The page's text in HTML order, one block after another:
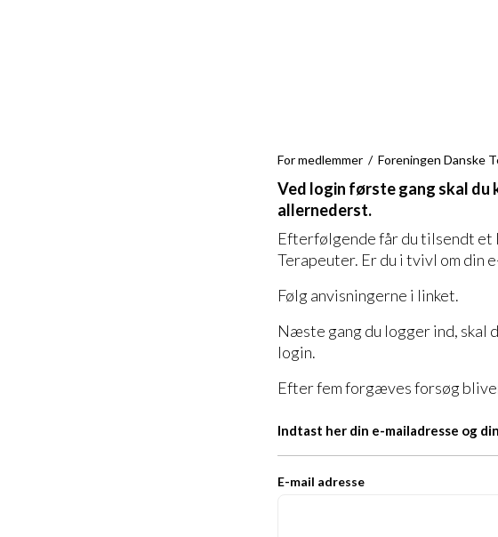
For medlemmer Foreningen Danske
Ved login første gang skal du
allernederst.
Efterfølgende får du tilsendt et
Terapeuter. Er du i tvivl om din
Følg anvisningerne i linket.
Næste gang du logger ind, skal
login.
Efter fem forgæves forsøg
Indtast her din e-mailadresse og
E-mail adresse